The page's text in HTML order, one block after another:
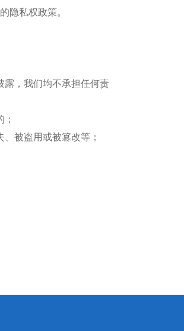
隐私权政策。
露，我们均不承担任何责
被盗用或被篡改等；